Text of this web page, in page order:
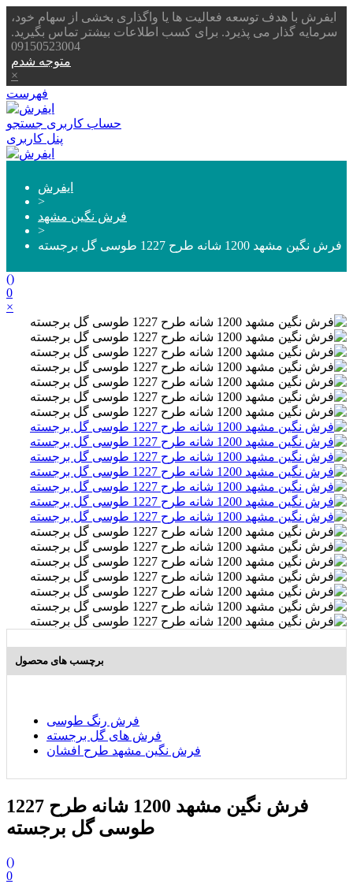
ایفرش با هدف توسعه فعالیت ها یا واگذاری بخشی از سهام خود،
سرمایه گذار می پذیرد. برای کسب اطلاعات بیشتر تماس بگیرید.
09150523004
متوجه شدم
×
فهرست
حساب کاربری جستجو
پنل کاربری
ایفرش
>
فرش نگین مشهد
>
فرش نگین مشهد 1200 شانه طرح 1227 طوسی گل برجسته
()
0
×
برچسب های محصول
فرش رنگ طوسی
فرش های گل برجسته
فرش نگین مشهد طرح افشان
فرش نگین مشهد 1200 شانه طرح 1227
طوسی گل برجسته
()
0